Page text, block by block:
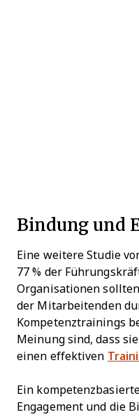
Bindung und
Eine weitere Studie
77 % der
Organisationen
der Mitarbeitenden
Kompetenztrainings
Meinung sind, dass
einen effektiven
Ein
Engagement und die